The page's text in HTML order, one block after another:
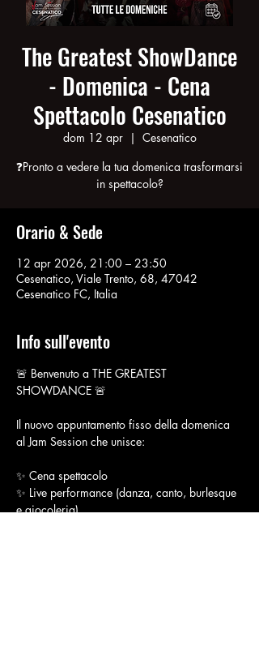
The Greatest ShowDance
- Domenica - Cena
Spettacolo Cesenatico
dom 12 apr
  |
Cesenatico
❓Pronto a vedere la tua domenica trasformarsi
in spettacolo?
Orario & Sede
12 apr 2026, 21:00 – 23:50
Cesenatico, Viale Trento, 68, 47042
Cesenatico FC, Italia
Info sull'evento
🚨 Benvenuto a THE GREATEST
SHOWDANCE 🚨
Il nuovo appuntamento fisso della domenica
al Jam Session che unisce:
✨ Cena spettacolo
✨ Live performance (danza, canto, burlesque
e giocoleria)